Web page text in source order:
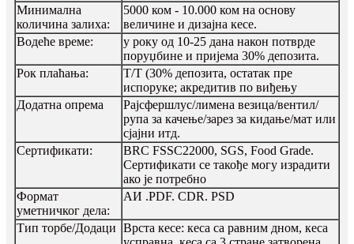
Минимална
количина залиха:
5000 ком - 10.000 ком на основу
величине и дизајна кесе.
Водеће време:
у року од 10-25 дана након потврде
поруџбине и пријема 30% депозита.
Рок плаћања:
Т/Т (30% депозита, остатак пре
испоруке; акредитив по виђењу
Додатна опрема
Рајсфершлус/лимена везица/вентил/
рупа за качење/зарез за кидање/мат или
сјајни итд.
Сертификати:
BRC FSSC22000, SGS, Food Grade.
Сертификати се такође могу израдити
ако је потребно
Формат
уметничког дела:
АИ .PDF. CDR. PSD
Тип торбе/Додаци Врста кесе: кеса са равним дном, кеса